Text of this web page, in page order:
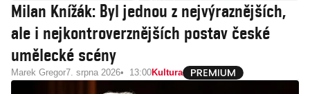
Milan Knížák: Byl jednou z nejvýraznějších,
ale i nejkontroverznějších postav české
umělecké scény
Marek Gregor7. srpna 2026 13:00Kultura